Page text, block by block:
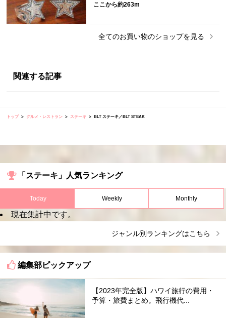
ここから約263m
全てのお買い物のショップを見る
関連する記事
トップ グルメ・レストラン ステーキ BLT ステーキ／BLT STEAK
「ステーキ」人気ランキング
Today Weekly Monthly
現在集計中です。
ジャンル別ランキングはこちら
編集部ピックアップ
【2023年完全版】ハワイ旅行の費用・
予算・旅費まとめ。飛行機代...